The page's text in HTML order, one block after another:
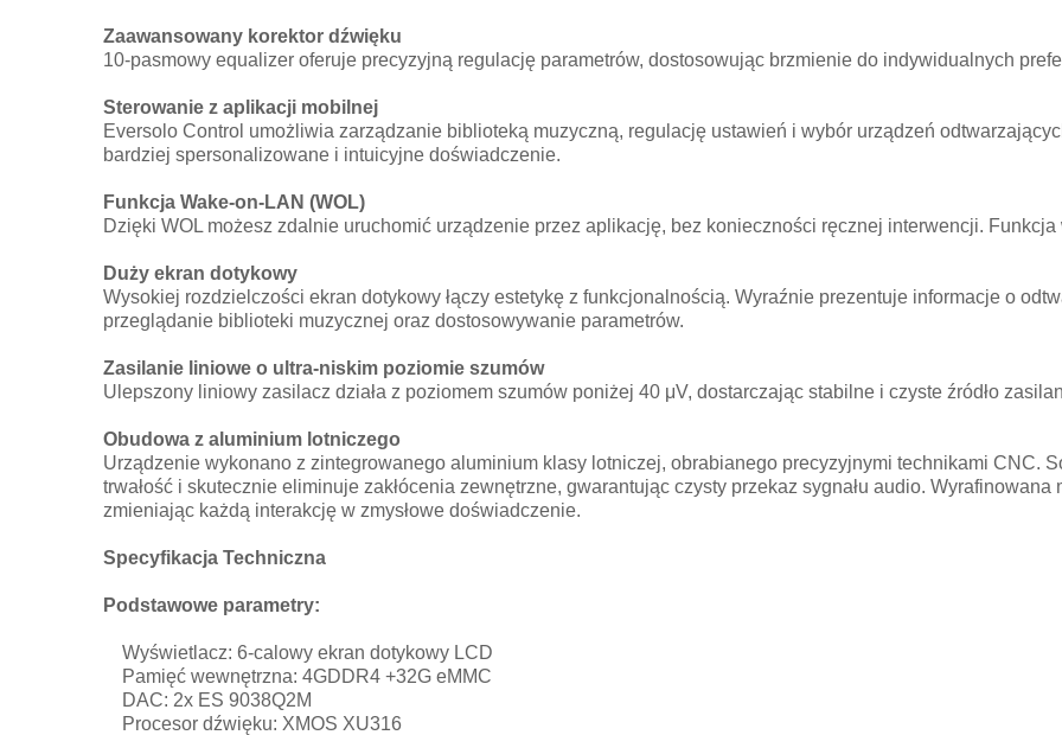
Zaawansowany korektor dźwięku
10-pasmowy equalizer oferuje precyzyjną regulację parametrów, dostosowując brzmienie do indywidualnych
Sterowanie z aplikacji mobilnej
Eversolo Control umożliwia zarządzanie biblioteką muzyczną, regulację ustawień i wybór urządzeń
bardziej spersonalizowane i intuicyjne doświadczenie.
Funkcja Wake-on-LAN (WOL)
Dzięki WOL możesz zdalnie uruchomić urządzenie przez aplikację, bez konieczności ręcznej interwencji.
Duży ekran dotykowy
Wysokiej rozdzielczości ekran dotykowy łączy estetykę z funkcjonalnością. Wyraźnie prezentuje informacje o
przeglądanie biblioteki muzycznej oraz dostosowywanie parametrów.
Zasilanie liniowe o ultra-niskim poziomie szumów
Ulepszony liniowy zasilacz działa z poziomem szumów poniżej 40 μV, dostarczając stabilne i czyste źródło
Obudowa z aluminium lotniczego
Urządzenie wykonano z zintegrowanego aluminium klasy lotniczej, obrabianego precyzyjnymi technikami CNC.
trwałość i skutecznie eliminuje zakłócenia zewnętrzne, gwarantując czysty przekaz sygnału audio.
zmieniając każdą interakcję w zmysłowe doświadczenie.
Specyfikacja Techniczna
Podstawowe parametry:
Wyświetlacz: 6-calowy ekran dotykowy LCD
Pamięć wewnętrzna: 4GDDR4 +32G eMMC
DAC: 2x ES 9038Q2M
Procesor dźwięku: XMOS XU316